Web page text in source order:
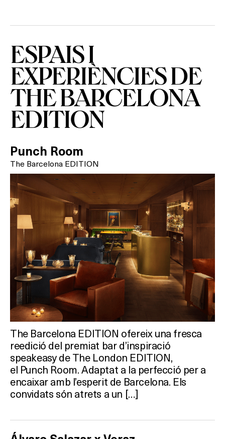
Què vols fer?
HOTELS
TERRASSES
BARS
ESPAIS I
EXPERIÈNCIES DE
THE BARCELONA
EDITION
Punch Room
The Barcelona EDITION
The Barcelona EDITION ofereix una fresca
reedició del premiat bar d’inspiració
speakeasy de The London EDITION,
el Punch Room. Adaptat a la perfecció per a
encaixar amb l’esperit de Barcelona. Els
convidats són atrets a un […]